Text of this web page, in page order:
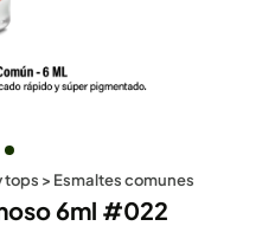
tops > Esmaltes comunes
6ml #022